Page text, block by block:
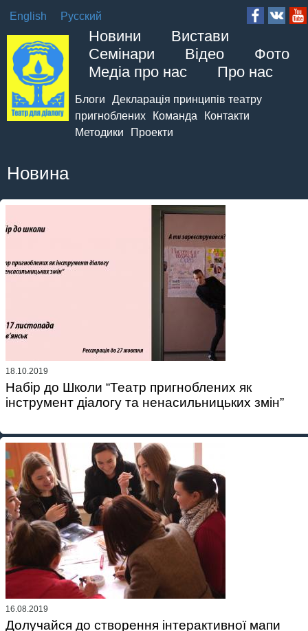
Новини
Вистави
Семінари
Відео
Фото
Медіа про нас
Про нас
Блоги
Декларація принципів театру
пригноблених
Команда
Контакти
Методики
Проекти
English Русский
Новина
18.10.2019
Набір до Школи “Театр пригноблених як
інструмент діалогу та ненасильницьких змін”
16.08.2019
Долучайся до створення інтерактивної мапи